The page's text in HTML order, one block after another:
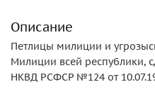
Описание
Петлицы милиции и
Милиции всей республики,
НКВД РСФСР №124 от